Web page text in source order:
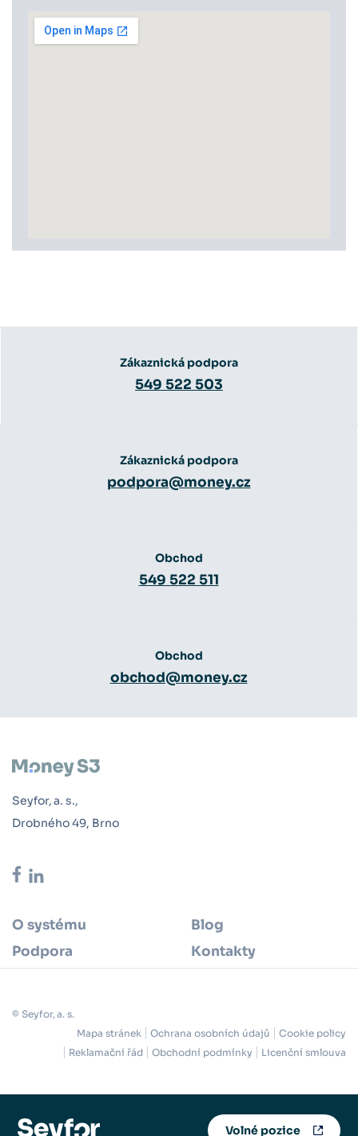
Zákaznická podpora
549 522 503
Zákaznická podpora
podpora@money.cz
Obchod
549 522 511
Obchod
obchod@money.cz
Seyfor, a. s.,
Drobného 49, Brno
O systému
Blog
Podpora
Kontakty
© Seyfor, a. s.
Mapa stránek
Ochrana osobních údajů
Cookie policy
Reklamační řád
Obchodní podmínky Licenční smlouva
Volné pozice